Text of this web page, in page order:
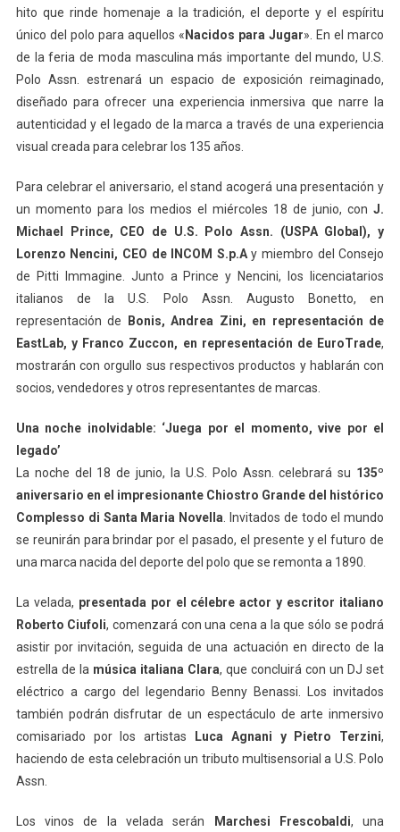
hito que rinde homenaje a la tradición, el deporte y el espíritu
único del polo para aquellos « Nacidos para Jugar». En el marco
de la feria de moda masculina más importante del mundo, U.S.
Polo Assn. estrenará un espacio de exposición reimaginado,
diseñado para ofrecer una experiencia inmersiva que narre la
autenticidad y el legado de la marca a través de una experiencia
visual creada para celebrar los 135 años.
Para celebrar el aniversario, el stand acogerá una presentación y
un momento para los medios el miércoles 18 de junio, conJ.
Michael Prince, CEO de U.S. Polo Assn. (USPA Global), y
Lorenzo Nencini, CEO de INCOM S.p.Ay miembro del Consejo
de Pitti Immagine. Junto a Prince y Nencini, los licenciatarios
italianos de la U.S. Polo Assn. Augusto Bonetto, en
representación de
Bonis, Andrea Zini, en representación de
EastLab, y Franco Zuccon, en representación de EuroTrade,
mostrarán con orgullo sus respectivos productos y hablarán con
socios, vendedores y otros representantes de marcas.
Una noche inolvidable: ‘Juega por el momento, vive por el
legado’
La noche del 18 de junio, la U.S. Polo Assn. celebrará su 135º
aniversario en el impresionante Chiostro Grande del histórico
Complesso di Santa Maria Novella. Invitados de todo el mundo
se reunirán para brindar por el pasado, el presente y el futuro de
una marca nacida del deporte del polo que se remonta a 1890.
La velada, presentada por el célebre actor y escritor italiano
Roberto Ciufoli, comenzará con una cena a la que sólo se podrá
asistir por invitación, seguida de una actuación en directo de la
estrella de la música italiana Clara, que concluirá con un DJ set
eléctrico a cargo del legendario Benny Benassi. Los invitados
también podrán disfrutar de un espectáculo de arte inmersivo
comisariado por los artistas
Luca Agnani y Pietro Terzini,
haciendo de esta celebración un tributo multisensorial a U.S. Polo
Assn.
Los vinos de la velada serán Marchesi Frescobaldi, una